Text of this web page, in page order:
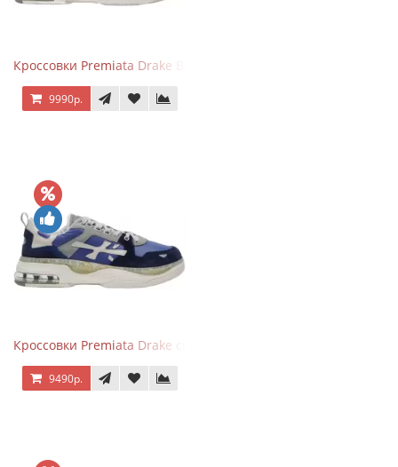
Кроссовки Premiata Drake Black Gray
9990р.
Кроссовки Premiata Drake синие с серым
9490р.